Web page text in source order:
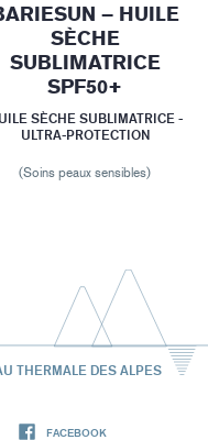
– HUILE
SÈCHE
SUBLIMATRICE
SPF50+
SÈCHE SUBLIMATRICE -
ULTRA-PROTECTION
(Soins peaux sensibles)
THERMALE DES ALPES
FACEBOOK